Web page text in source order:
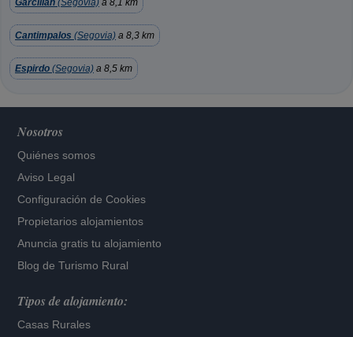
Garcillan (Segovia) a 8,1 km
Cantimpalos (Segovia) a 8,3 km
Espirdo (Segovia) a 8,5 km
Nosotros
Quiénes somos
Aviso Legal
Configuración de Cookies
Propietarios alojamientos
Anuncia gratis tu alojamiento
Blog de Turismo Rural
Tipos de alojamiento:
Casas Rurales